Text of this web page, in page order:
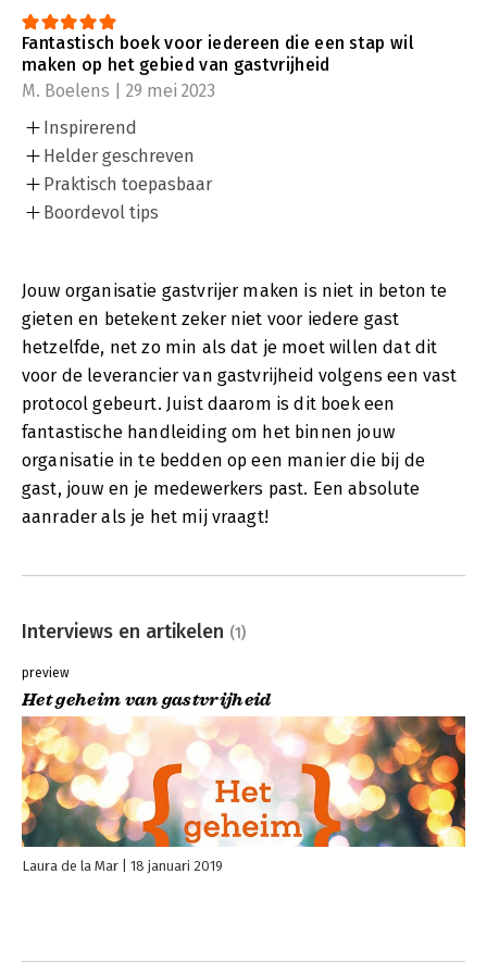
Fantastisch boek voor iedereen die een stap wil
maken op het gebied van gastvrijheid
M. Boelens | 29 mei 2023
Inspirerend
Helder geschreven
Praktisch toepasbaar
Boordevol tips
Jouw organisatie gastvrijer maken is niet in beton te
gieten en betekent zeker niet voor iedere gast
hetzelfde, net zo min als dat je moet willen dat dit
voor de leverancier van gastvrijheid volgens een vast
protocol gebeurt. Juist daarom is dit boek een
fantastische handleiding om het binnen jouw
organisatie in te bedden op een manier die bij de
gast, jouw en je medewerkers past. Een absolute
aanrader als je het mij vraagt!
Interviews en artikelen (1)
preview
Het geheim van gastvrijheid
Laura de la Mar 18 januari 2019